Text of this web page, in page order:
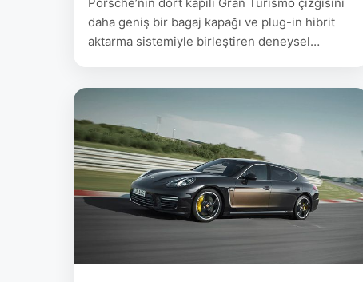
daha geniş bir bagaj kapağı ve plug-in hibrit
aktarma sistemiyle birleştiren deneysel
ikinci nesil Panamera ve seri üretim Sport
Turismo gövdesinin öncülerinden biri olarak
tanımlıyor. Porsche …